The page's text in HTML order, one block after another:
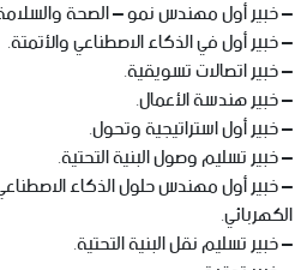
– خبير أول مهندس نمو – الصحة والسلامة
– خبير أول في الذكاء الاصطناعي والأتمتة.
– خبير اتصالات تسويقية.
– خبير هندسة الأعمال.
– خبير أول استراتيجية وتحول.
– خبير تسليم وصول البنية التحتية.
– خبير أول مهندس حلول الذكاء
الكهربائي.
– خبير تسليم نقل البنية التحتية.